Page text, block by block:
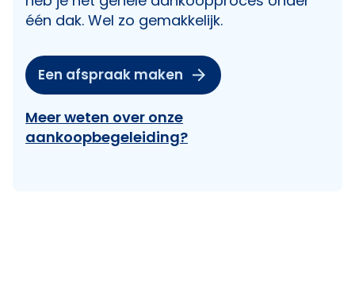
één dak. Wel zo gemakkelijk.
Een afspraak maken
Meer weten over onze
aankoopbegeleiding?